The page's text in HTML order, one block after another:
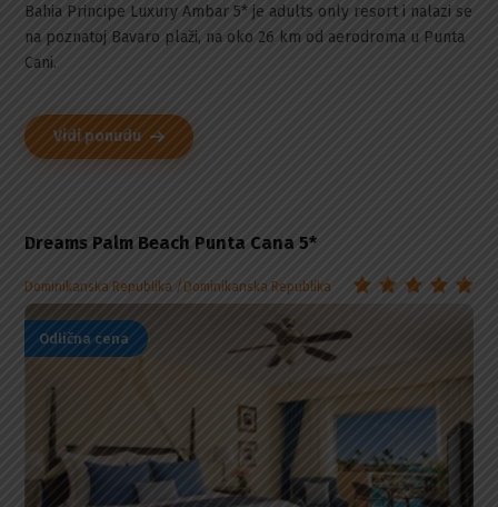
Bahia Principe Luxury Ambar 5* je adults only resort i nalazi se
na poznatoj Bavaro plaži, na oko 26 km od aerodroma u Punta
Cani.
Vidi ponudu
Dreams Palm Beach Punta Cana 5*
Dominikanska Republika Dominikanska Republika
Odlična cena